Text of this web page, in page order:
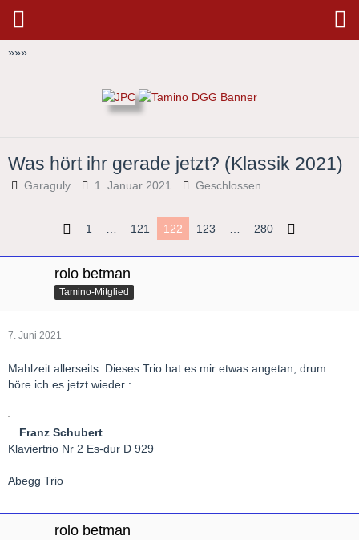
»»»
Was hört ihr gerade jetzt? (Klassik 2021)
Garaguly 1. Januar 2021 Geschlossen
1 … 121 122 123 … 280
rolo betman
Tamino-Mitglied
7. Juni 2021
Mahlzeit allerseits. Dieses Trio hat es mir etwas angetan, drum
höre ich es jetzt wieder :
Franz Schubert
Klaviertrio Nr 2 Es-dur D 929
Abegg Trio
rolo betman